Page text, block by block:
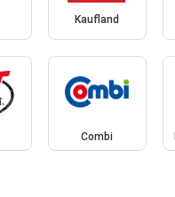
Kaufland
Combi